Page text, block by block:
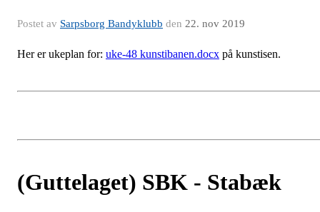
Postet av Sarpsborg Bandyklubb den 22. nov 2019
Her er ukeplan for: uke-48 kunstibanen.docx på kunstisen.
(Guttelaget) SBK - Stabæk